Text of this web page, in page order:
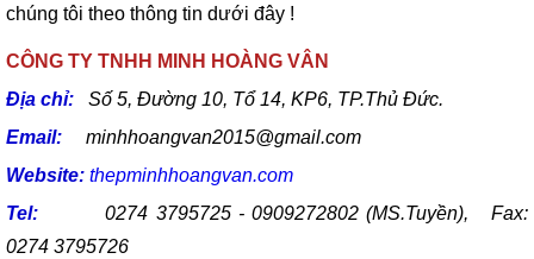
chúng tôi theo thông tin dưới đây !
CÔNG TY TNHH MINH HOÀNG VÂN
Địa chỉ:
Số 5, Đường 10, Tổ 14, KP6, TP.Thủ Đức.
Email:
minhhoangvan2015@gmail.com
Website: thepminhhoangvan.com
Tel:
0274 3795725 - 0909272802 (MS.Tuyền), Fax:
0274 3795726